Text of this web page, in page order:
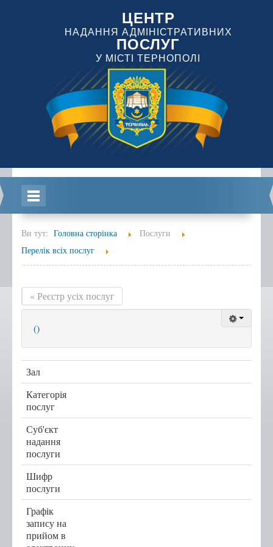
ЦЕНТР
НАДАННЯ АДМІНІСТРАТИВНИХ
ПОСЛУГ
У МІСТІ ТЕРНОПОЛІ
Головна
Інформація
Положення, Регламент
міської ради
Сертифікати
Корисна інформація
Віддалені робочі місця адміністраторів ЦНАП
с.Курівці
с. Чернихів
с. Кобзарівка
с. Городище
Ви тут: Головна сторінка
Послуги
Перелік всіх послуг
« Реєстр усіх послуг
()
Зал
Категорія
послуг
Суб'єкт
надання
послуги
Шифр
послуги
Графік
запису на
прийом в